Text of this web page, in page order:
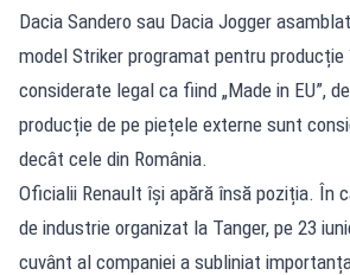
Dacia Sandero sau Dacia Jogger
model Striker programat pentru producție
considerate legal ca fiind „Made in EU”,
producție de pe piețele externe sunt
decât cele din România.
Oficialii Renault își apără însă poziția. În
de industrie organizat la Tanger, pe 23
cuvânt al companiei a subliniat